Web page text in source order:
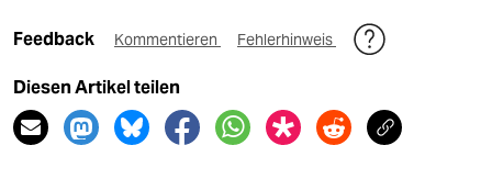
Feedback Kommentieren Fehlerhinweis
Diesen Artikel teilen